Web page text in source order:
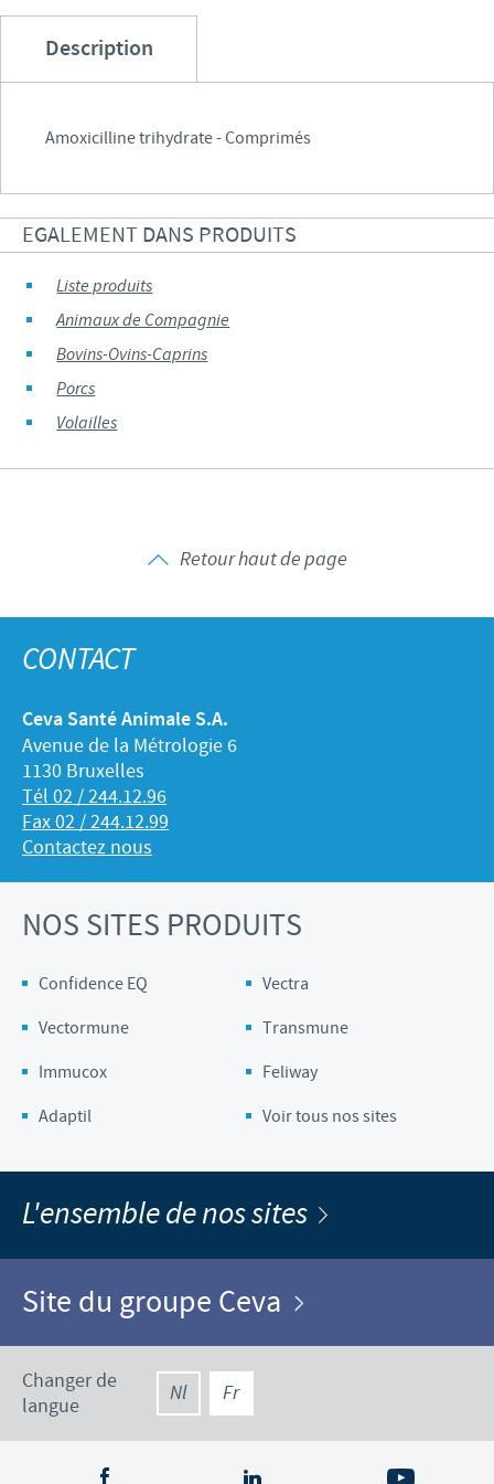
Description
Amoxicilline trihydrate - Comprimés
EGALEMENT DANS PRODUITS
Liste produits
Animaux de Compagnie
Bovins-Ovins-Caprins
Porcs
Volailles
Retour haut de page
CONTACT
Ceva Santé Animale S.A.
Avenue de la Métrologie 6
1130 Bruxelles
Tél 02 / 244.12.96
Fax 02 / 244.12.99
Contactez nous
NOS SITES PRODUITS
Confidence EQ
Vectra
Vectormune
Transmune
Immucox
Feliway
Adaptil
Voir tous nos sites
L'ensemble de nos sites
Site du groupe Ceva
Changer de
langue
Nl Fr